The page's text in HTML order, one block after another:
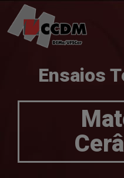
content
Ensaios